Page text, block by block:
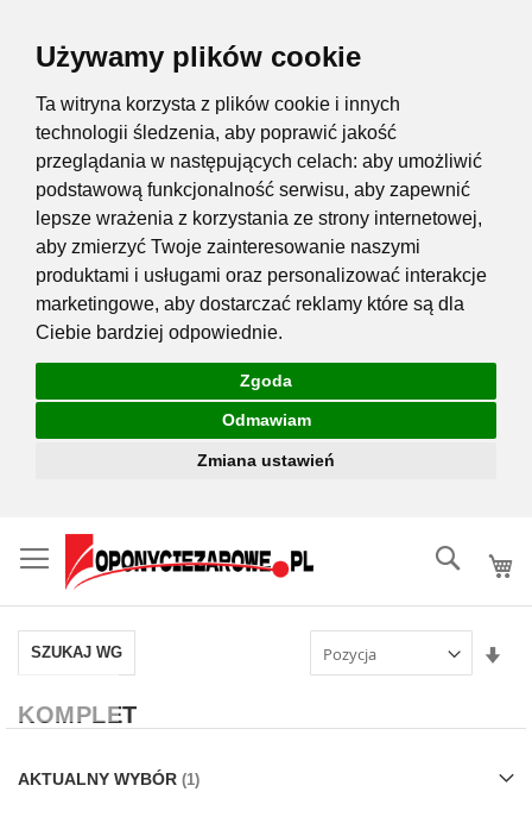
Używamy plików cookie
Ta witryna korzysta z plików cookie i innych
technologii śledzenia, aby poprawić jakość
przeglądania w następujących celach: aby umożliwić
podstawową funkcjonalność serwisu, aby zapewnić
lepsze wrażenia z korzystania ze strony internetowej,
aby zmierzyć Twoje zainteresowanie naszymi
produktami i usługami oraz personalizować interakcje
marketingowe, aby dostarczać reklamy które są dla
Ciebie bardziej odpowiednie.
Zgoda
Odmawiam
Zmiana ustawień
do
KOMPLET
AKTUALNY WYBÓR
SZUKAJ WG